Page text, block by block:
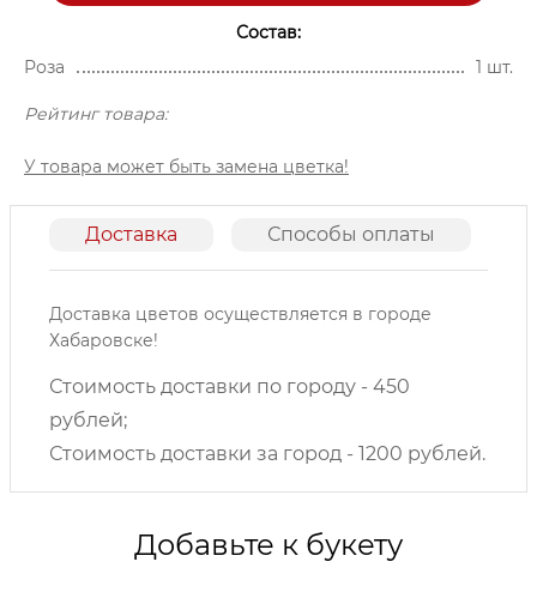
Состав:
Роза
1 шт.
Рейтинг товара:
У товара может быть замена цветка!
Доставка Способы оплаты
Доставка цветов осуществляется в городе
Хабаровске!
Стоимость доставки по городу - 450
рублей;
Стоимость доставки за город - 1200 рублей.
Добавьте к букету